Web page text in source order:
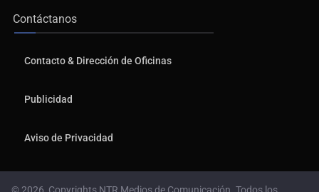
Contáctanos
Contacto & Dirección de Oficinas
Publicidad
Aviso de Privacidad